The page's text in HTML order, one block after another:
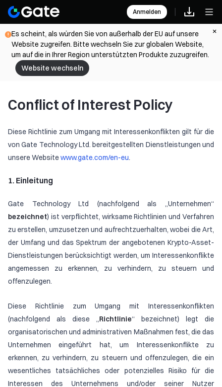
Anmelden
Es scheint, als würden Sie von außerhalb der EU auf unsere
Website zugreifen. Bitte wechseln Sie zur globalen Website,
um auf die in Ihrer Region unterstützten Produkte zuzugreifen.
Website wechseln
Conflict of Interest Policy
Diese Richtlinie zum Umgang mit Interessenkonflikten gilt für die
von Gate Technology Ltd. bereitgestellten Dienstleistungen und
unsere Websitewww.gate.com/en-eu.
1. Einleitung
Gate Technology Ltd (nachfolgend als „Unternehmen“
bezeichnet) ist verpflichtet, wirksame Richtlinien und Verfahren
zu erstellen, umzusetzen und aufrechtzuerhalten, wobei die Art,
der Umfang und das Spektrum der angebotenen Krypto-Asset-
Dienstleistungen berücksichtigt werden, um Interessenkonflikte
angemessen zu erkennen, zu verhindern, zu steuern und
offenzulegen.
Diese Richtlinie zum Umgang mit Interessenkonflikten
(nachfolgend als diese „Richtlinie“ bezeichnet) legt die
organisatorischen und administrativen Maßnahmen fest, die das
Unternehmen eingeführt hat, um Interessenkonflikte zu
erkennen, zu verhindern, zu steuern und offenzulegen, die ein
wesentliches tatsächliches oder potenzielles Risiko für die
Interessen des Unternehmens und/oder seiner Nutzer